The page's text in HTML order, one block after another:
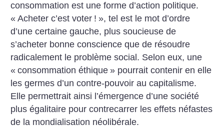
consommation est une forme d’action politique.
« Acheter c’est voter ! », tel est le mot d’ordre
d’une certaine gauche, plus soucieuse de
s’acheter bonne conscience que de résoudre
radicalement le problème social. Selon eux, une
« consommation éthique » pourrait contenir en elle
les germes d’un contre-pouvoir au capitalisme.
Elle permettrait ainsi l’émergence d’une société
plus égalitaire pour contrecarrer les effets néfastes
de la mondialisation néolibérale.